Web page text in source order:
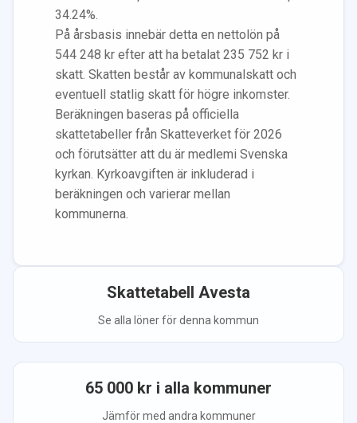
34.24%.
På årsbasis innebär detta en nettolön på
544 248 kr efter att ha betalat 235 752 kr i
skatt. Skatten består av kommunalskatt och
eventuell statlig skatt för högre inkomster.
Beräkningen baseras på officiella
skattetabeller från Skatteverket för 2026
och förutsätter att du är medlemi Svenska
kyrkan. Kyrkoavgiften är inkluderad i
beräkningen och varierar mellan
kommunerna.
Skattetabell Avesta
Se alla löner för denna kommun
65 000 kr i alla kommuner
Jämför med andra kommuner